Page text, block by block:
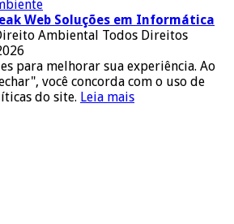
Web Soluções em Informática
Ambiental Todos Direitos
para melhorar sua experiência. Ao
você concorda com o uso de
do site. Leia mais